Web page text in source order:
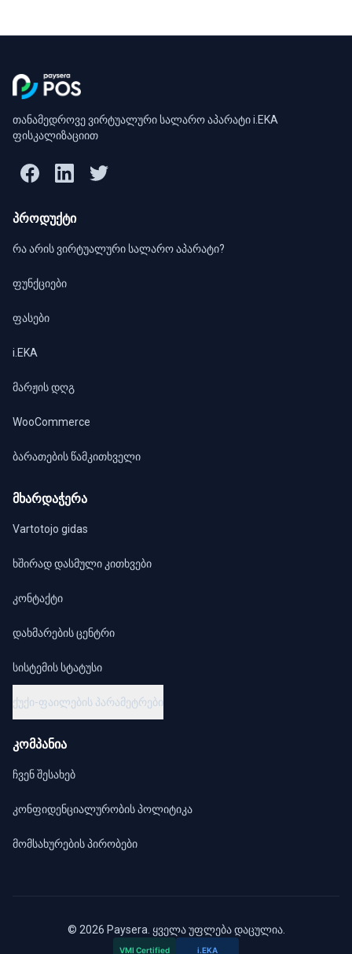
თანამედროვე ვირტუალური სალარო აპარატი i.EKA
ფისკალიზაციით
პროდუქტი
რა არის ვირტუალური სალარო აპარატი?
ფუნქციები
ფასები
i.EKA
მარჟის დღგ
WooCommerce
ბარათების წამკითხველი
მხარდაჭერა
Vartotojo gidas
ხშირად დასმული კითხვები
კონტაქტი
დახმარების ცენტრი
სისტემის სტატუსი
ქუქი-ფაილების პარამეტრები
კომპანია
ჩვენ შესახებ
კონფიდენციალურობის პოლიტიკა
მომსახურების პირობები
© 2026 Paysera. ყველა უფლება დაცულია.